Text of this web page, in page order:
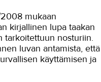
mukaan
kirjallinen lupa taakan
tarkoitettuun nosturiin.
luvan antamista, että
käyttämisen ja